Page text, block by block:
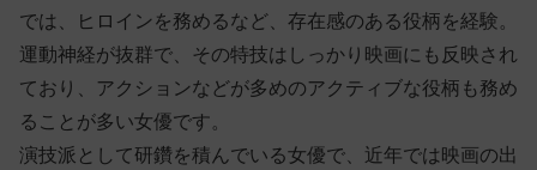
では、ヒロインを務めるなど、存在感のある役柄を経験。
運動神経が抜群で、その特技はしっかり映画にも反映され
ており、アクションなどが多めのアクティブな役柄も務め
ることが多い女優です。
演技派として研鑽を積んでいる女優で、近年では映画の出